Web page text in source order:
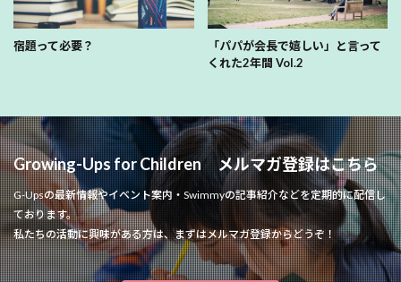
宿題って必要？
「パパが会長で嬉しい」と言って
くれた2年間 Vol.2
Growing-Ups for Children メルマガ登録はこちら
G-Upsの最新情報やイベント案内・Swimmyの記事紹介などを定期的に配信し
ております。
私たちの活動に興味がある方は、まずはメルマガ登録からどうぞ！